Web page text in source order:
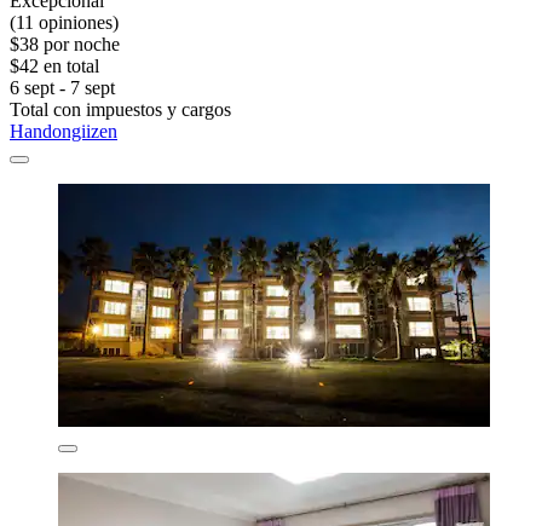
(11 opiniones)
$38 por noche
$42 en total
6 sept - 7 sept
Total con impuestos y cargos
Handongiizen